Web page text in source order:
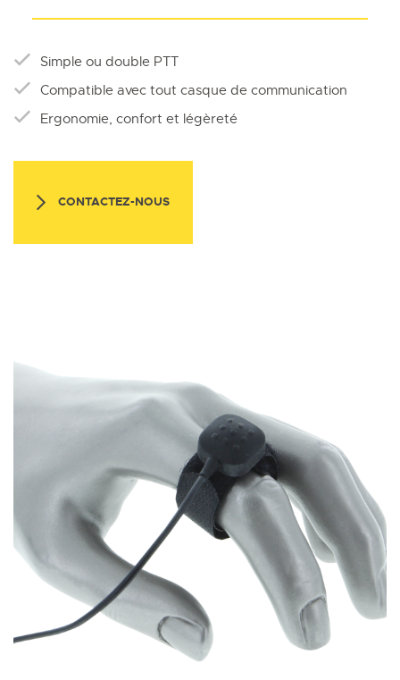
Simple ou double PTT
Compatible avec tout casque de communication
Ergonomie, confort et légèreté
CONTACTEZ-NOUS